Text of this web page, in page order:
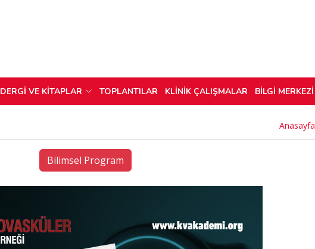
DERGİ VE KİTAPLAR TOPLANTILAR KLİNİK ÇALIŞMALAR BİLGİ MERKEZİ
Anasayfa
Bilimsel Program